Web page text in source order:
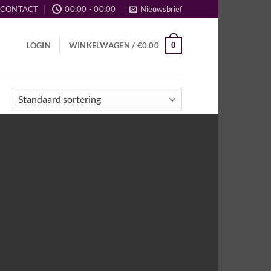
CONTACT 00:00 - 00:00 Nieuwsbrief
LOGIN WINKELWAGEN / €0.00 0